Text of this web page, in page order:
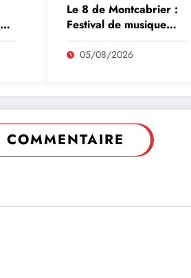
Le 8 de Montcabrier :
Festival de musique
classique le 8 et 9 août
05/08/2026